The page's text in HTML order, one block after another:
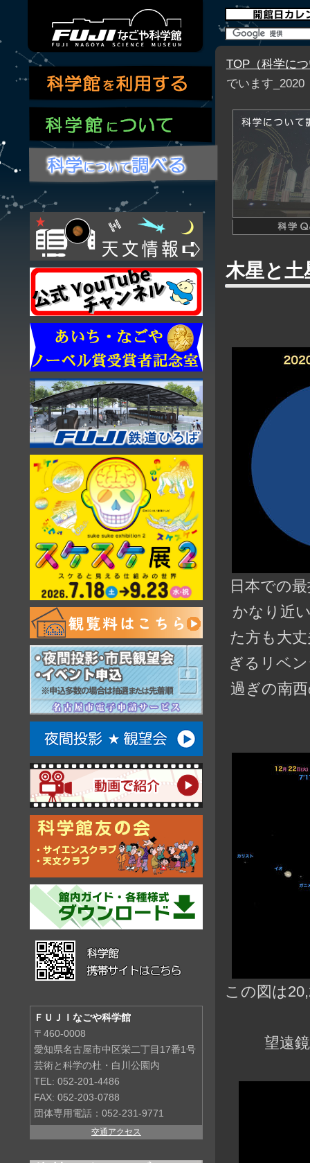
TOP（科学に
でいます_2020
木星と
日本での
かなり近
た方も大
ぎるリベ
過ぎの南
この図は
望遠
ＦＵＪＩなごや科学館
〒460-0008
愛知県名古屋市中区栄二丁目17番1号
芸術と科学の杜・白川公園内
TEL: 052-201-4486
FAX: 052-203-0788
団体専用電話：052-231-9771
交通アクセス